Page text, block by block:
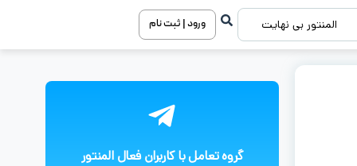
المنتور بی نهایت ورود | ثبت نام
گروه تعامل با کاربران فعال المنتور